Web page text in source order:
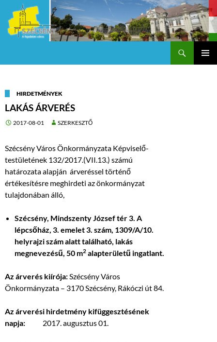
HIRDETMÉNYEK
LAKÁS ÁRVERÉS
2017-08-01 SZERKESZTŐ
Szécsény Város Önkormányzata Képviselő-
testületének 132/2017.(VII.13.) számú
határozata alapján árveréssel történő
értékesítésre meghirdeti az önkormányzat
tulajdonában álló,
Szécsény, Mindszenty József tér 3. A
lépcsőház, 3. emelet 3. szám, 1309/A/10.
helyrajzi szám alatt található, lakás
megnevezésű, 50 m2 alapterületű ingatlant.
Az árverés kiírója:Szécsény Város
Önkormányzata – 3170 Szécsény, Rákóczi út 84.
Az árverési hirdetmény kifüggesztésének
napja: 2017. augusztus 01.